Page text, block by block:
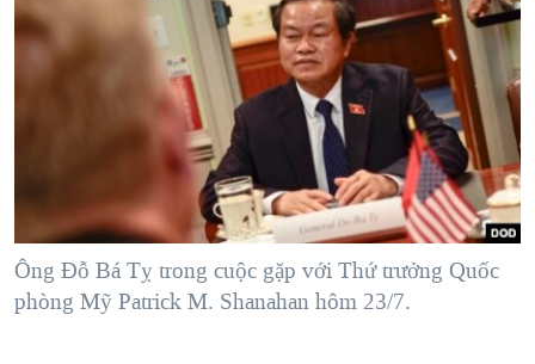
Ông Đỗ Bá Tỵ trong cuộc gặp với Thứ trưởng Quốc
phòng Mỹ Patrick M. Shanahan hôm 23/7.